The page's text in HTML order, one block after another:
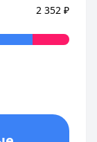
2 352 ₽